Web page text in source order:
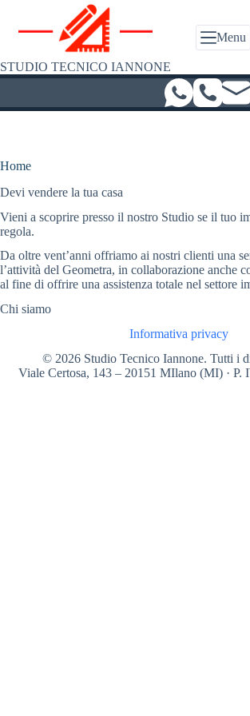
contenuto
STUDIO TECNICO IANNONE
Menu
Home
Devi vendere la tua casa
Vieni a scoprire presso il nostro Studio se il tuo
regola.
Da oltre vent’anni offriamo ai nostri clienti una
l’attività del Geometra, in collaborazione anche
al fine di offrire una assistenza totale nel settore
Chi siamo
Informativa privacy
© 2026 Studio Tecnico Iannone. Tutti i
Viale Certosa, 143 – 20151 MIlano (MI) · P.